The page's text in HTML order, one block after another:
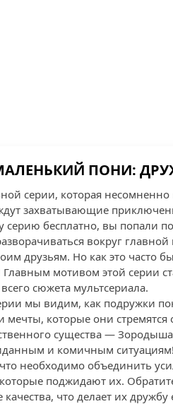
ПОНИ:
серии, которая
захватывающие
серию бесплатно, вы попали
вокруг
друзьям. Но как это часто
мотивом этой серии
сюжета мультсериала.
мы видим, как подружки
мечты, которые они
существа —
и комичным ситуациям!
необходимо объединить
поджидают их.
что делает их дружбу